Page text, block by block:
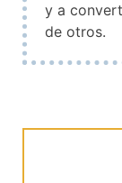
y a
de otros.